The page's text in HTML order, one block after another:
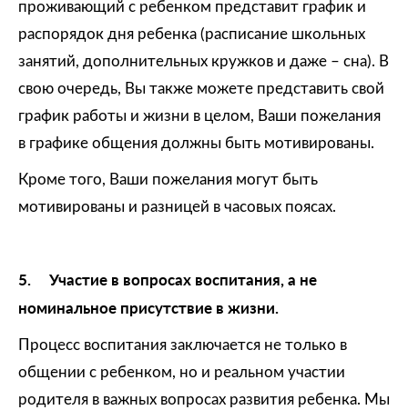
проживающий с ребенком представит график и
распорядок дня ребенка (расписание школьных
занятий, дополнительных кружков и даже – сна). В
свою очередь, Вы также можете представить свой
график работы и жизни в целом, Ваши пожелания
в графике общения должны быть мотивированы.
Кроме того, Ваши пожелания могут быть
мотивированы и разницей в часовых поясах.
5. Участие в вопросах воспитания, а не
номинальное присутствие в жизни.
Процесс воспитания заключается не только в
общении с ребенком, но и реальном участии
родителя в важных вопросах развития ребенка. Мы